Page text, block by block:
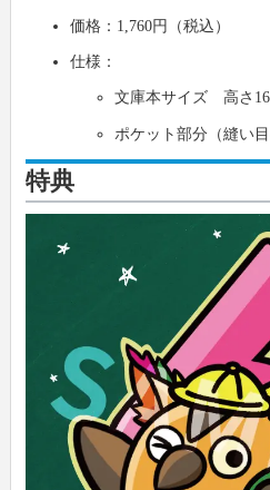
価格：1,760円（税込）
仕様：
文庫本サイズ 高さ
ポケット部分（縫い
特典